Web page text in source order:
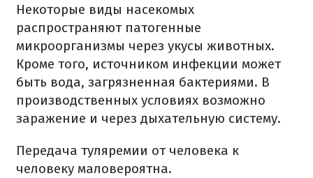
Некоторые виды насекомых
распространяют патогенные
микроорганизмы через укусы животных.
Кроме того, источником инфекции может
быть вода, загрязненная бактериями. В
производственных условиях возможно
заражение и через дыхательную систему.
Передача туляремии от человека к
человеку маловероятна.